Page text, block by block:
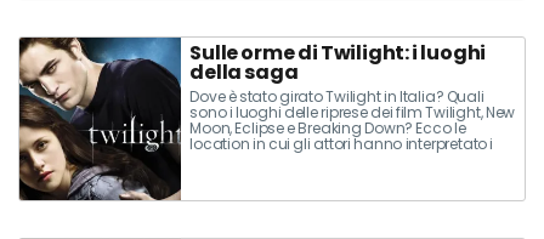
Sulle orme di Twilight: i luoghi
della saga
Dove è stato girato Twilight in Italia? Quali
sono i luoghi delle riprese dei film Twilight, New
Moon, Eclipse e Breaking Down? Ecco le
location in cui gli attori hanno interpretato i
protagonisti della saga.